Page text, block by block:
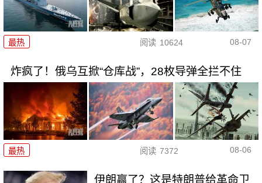
最热 阅读 10624 08-07
炸疯了！俄乌互掀“仓库战”，28枚导弹全拦不住
最热 阅读 7372 08-06
伊朗赢了？这是特朗普给革命卫